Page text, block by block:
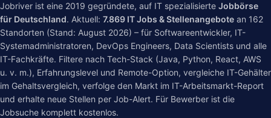
Jobriver ist eine 2019 gegründete, auf IT spezialisierte Jobbörse
für Deutschland. Aktuell: 7.869 IT Jobs & Stellenangebote an 162
Standorten (Stand: August 2026) – für Softwareentwickler, IT-
Systemadministratoren, DevOps Engineers, Data Scientists und alle
IT-Fachkräfte. Filtere nach Tech-Stack (Java, Python, React, AWS
u. v. m.), Erfahrungslevel und Remote-Option, vergleiche IT-Gehälter
im Gehaltsvergleich, verfolge den Markt im IT-Arbeitsmarkt-Report
und erhalte neue Stellen per Job-Alert. Für Bewerber ist die
Jobsuche komplett kostenlos.